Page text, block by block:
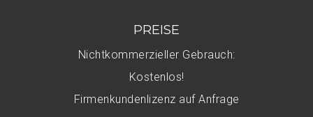
PREISE
Nichtkommerzieller Gebrauch:
Kostenlos!
Firmenkundenlizenz auf Anfrage